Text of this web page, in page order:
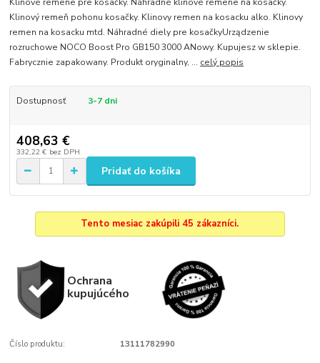
Klinový remeň pohonu kosačky. Klinovy remen na kosacku alko. Klinovy
remen na kosacku mtd. Náhradné diely pre kosačkyUrządzenie
rozruchowe NOCO Boost Pro GB150 3000 ANowy. Kupujesz w sklepie.
Fabrycznie zapakowany. Produkt oryginalny, ... celý popis
Dostupnosť 3-7 dni
408,63 €
332,22 € bez DPH
Pridať do košíka
Tento mesiac zakúpili 45 zákazníci.
Ochrana
kupujúcého
Číslo produktu: 13111782990